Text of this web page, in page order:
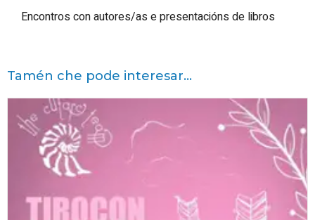
Encontros con autores/as e presentacións de libros
Tamén che pode interesar...